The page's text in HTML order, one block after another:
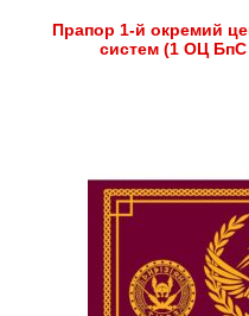
Прапор 1-й окремий
систем (1 ОЦ